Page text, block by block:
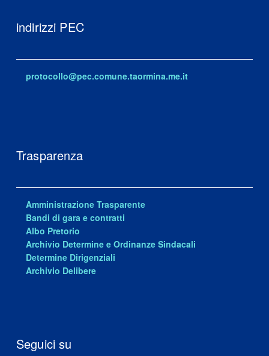
indirizzi PEC
protocollo@pec.comune.taormina.me.it
Trasparenza
Amministrazione Trasparente
Bandi di gara e contratti
Albo Pretorio
Archivio Determine e Ordinanze Sindacali
Determine Dirigenziali
Archivio Delibere
Seguici su